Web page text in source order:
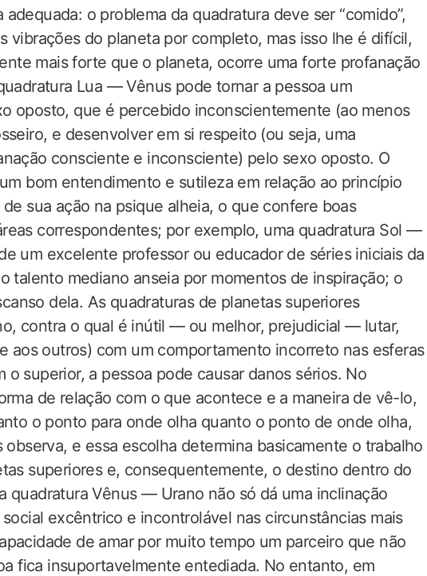
o problema da quadratura deve ser “comido”,
vibrações do planeta por completo, mas isso lhe é difícil,
mais forte que o planeta, ocorre uma forte profanação
Lua — Vênus pode tornar a pessoa um
oposto, que é percebido inconscientemente (ao menos
e desenvolver em si respeito (ou seja, uma
consciente e inconsciente) pelo sexo oposto. O
bom entendimento e sutileza em relação ao princípio
sua ação na psique alheia, o que confere boas
correspondentes; por exemplo, uma quadratura Sol —
um excelente professor ou educador de séries iniciais da
talento mediano anseia por momentos de inspiração; o
dela. As quadraturas de planetas superiores
contra o qual é inútil — ou melhor, prejudicial — lutar,
aos outros) com um comportamento incorreto nas esferas
o superior, a pessoa pode causar danos sérios. No
de relação com o que acontece e a maneira de vê-lo,
o ponto para onde olha quanto o ponto de onde olha,
observa, e essa escolha determina basicamente o trabalho
superiores e, consequentemente, o destino dentro do
quadratura Vênus — Urano não só dá uma inclinação
excêntrico e incontrolável nas circunstâncias mais
de amar por muito tempo um parceiro que não
fica insuportavelmente entediada. No entanto, em